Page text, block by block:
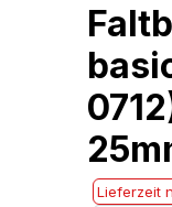
Lieferzeit